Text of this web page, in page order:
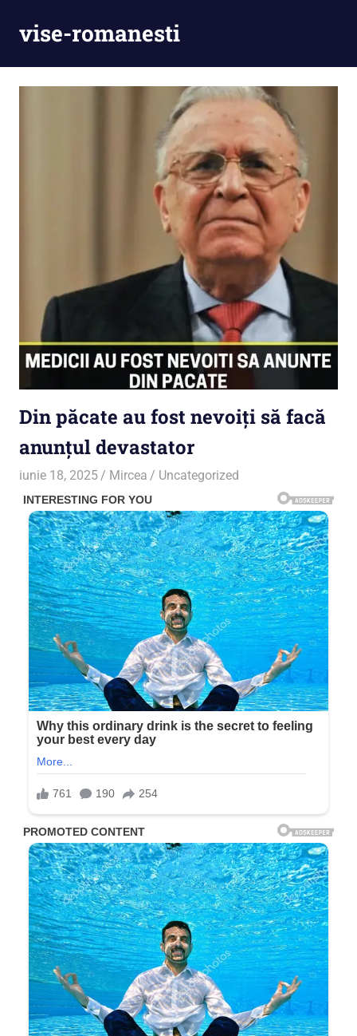
vise-romanesti
Din păcate au fost nevoiți să facă
anunțul devastator
iunie 18, 2025 Mircea Uncategorized